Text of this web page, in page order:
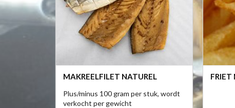
MAKREELFILET NATUREL
Plus/minus 100 gram per stuk, wordt
verkocht per gewicht
FRIET